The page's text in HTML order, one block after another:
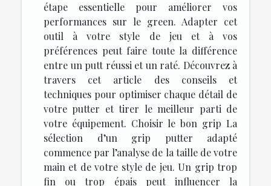
étape essentielle pour améliorer vos
performances sur le green. Adapter cet
outil à votre style de jeu et à vos
préférences peut faire toute la différence
entre un putt réussi et un raté. Découvrez à
travers cet article des conseils et
techniques pour optimiser chaque détail de
votre putter et tirer le meilleur parti de
votre équipement. Choisir le bon grip La
sélection d’un grip putter adapté
commence par l’analyse de la taille de votre
main et de votre style de jeu. Un grip trop
fin ou trop épais peut influencer la